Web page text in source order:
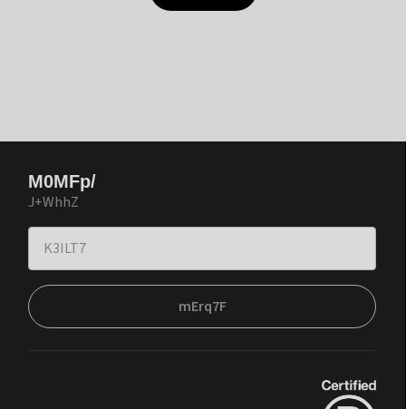
M0MFp/
J+WhhZ
mErq7F